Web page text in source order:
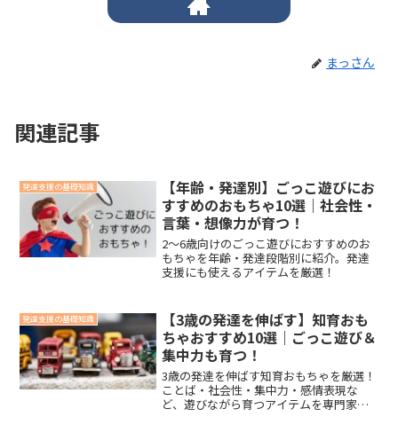
まっさん
関連記事
発達支援の基礎知識
【年齢・発達別】ごっこ遊びにお
すすめのおもちゃ10選｜社会性・
言葉・想像力が育つ！
2〜6歳向けのごっこ遊びにおすすめのお
もちゃを年齢・発達段階別に紹介。発達
支援にも使えるアイテムを厳選！
発達支援の基礎知識
【3歳の発達を伸ばす】知育おも
ちゃおすすめ10選｜ごっこ遊び＆
集中力も育つ！
3歳の発達を伸ばす知育おもちゃを厳選！
ことば・社会性・集中力・感情表現な
ど、遊びながら育つアイテムを専門家が